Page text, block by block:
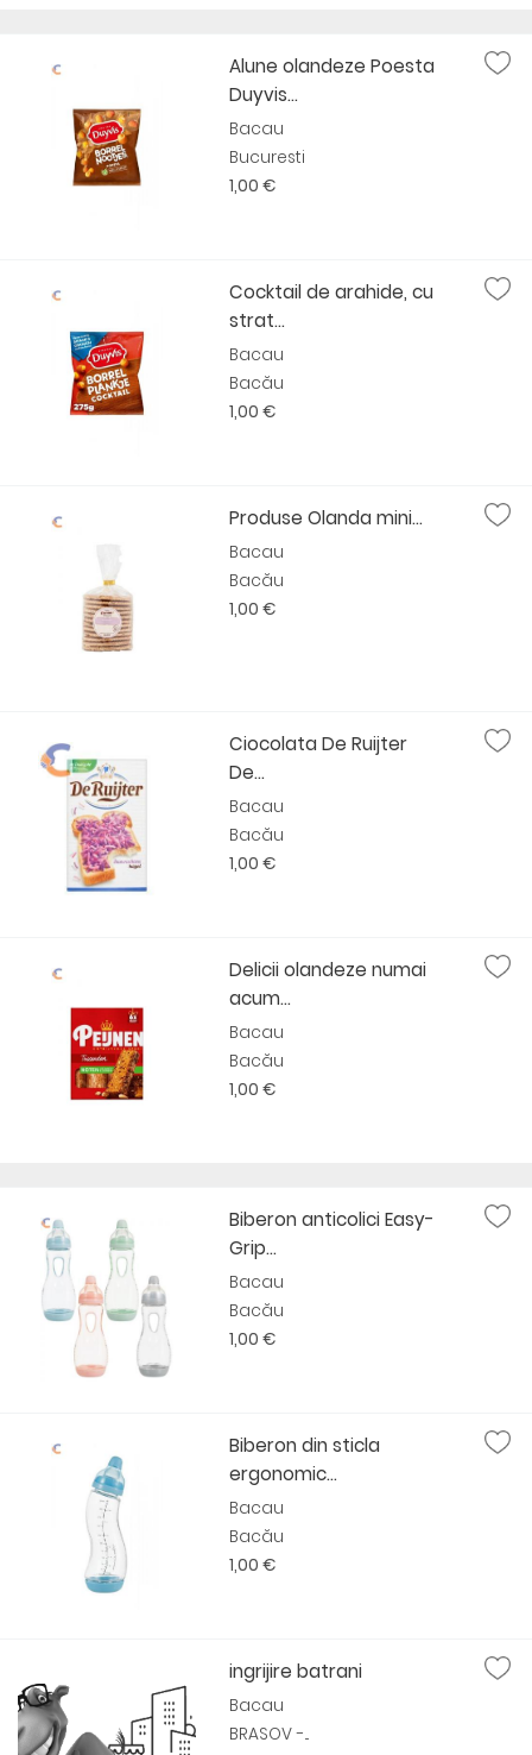
Alune olandeze Poesta
Duyvis...
Bacau
Bucuresti
1,00 €
Cocktail de arahide, cu
strat...
Bacau
Bacău
1,00 €
Produse Olanda mini...
Bacau
Bacău
1,00 €
Ciocolata De Ruijter
De...
Bacau
Bacău
1,00 €
Delicii olandeze numai
acum...
Bacau
Bacău
1,00 €
Biberon anticolici Easy-
Grip...
Bacau
Bacău
1,00 €
Biberon din sticla
ergonomic...
Bacau
Bacău
1,00 €
ingrijire batrani
Bacau
BRASOV -...